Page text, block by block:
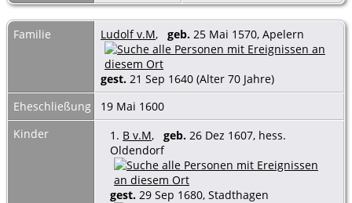
Familie Ludolf v.M, geb. 25 Mai 1570, Apelern
gest. 21 Sep 1640 (Alter 70 Jahre)
Eheschließung
19 Mai 1600
Kinder
1. B v.M, geb. 26 Dez 1607, hess.
Oldendorf
gest. 29 Sep 1680, Stadthagen